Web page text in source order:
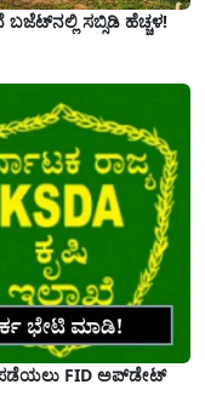
ಬಜೆಟ್‌ನಲ್ಲಿ ಸಬ್ಸಿಡಿ ಹೆಚ್ಚಳ!
ಪಡೆಯಲು FID ಅಪ್‌ಡೇಟ್